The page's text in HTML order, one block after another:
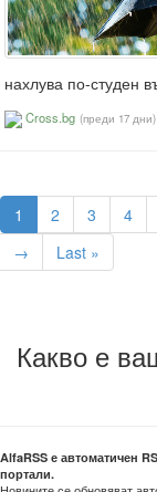
нахлува по-студен
Cross.bg (преди 17 дни)
1 2 3 4
→
Last »
Какво е
AlfaRSS е автоматичен
портали.